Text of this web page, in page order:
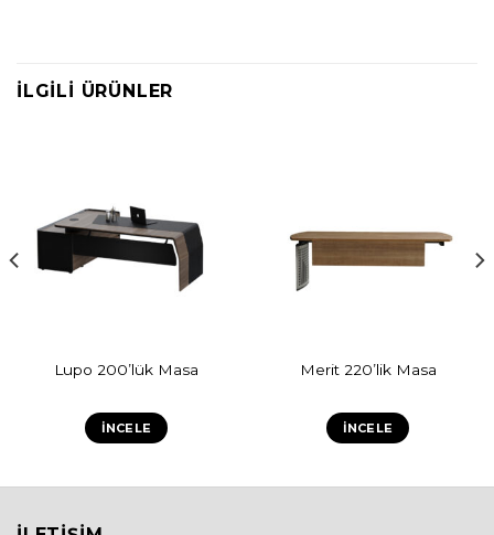
İLGILI ÜRÜNLER
Lupo 200’lük Masa
İNCELE
Merit 220’lik Masa
İNCELE